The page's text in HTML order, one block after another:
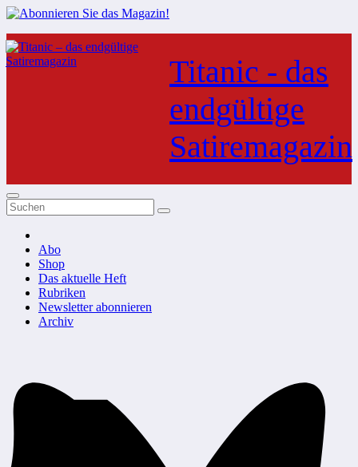
Zum
Inhalt
springen
Titanic - das
endgültige
Satiremagazin
Abo
Shop
Das aktuelle Heft
Rubriken
Newsletter abonnieren
Archiv